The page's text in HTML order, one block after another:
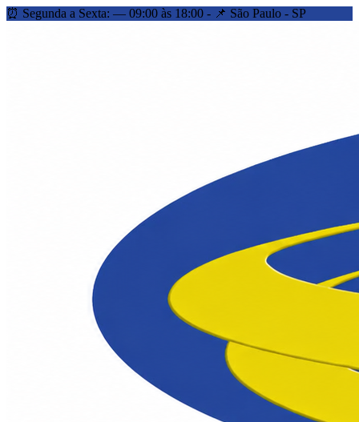
⏰ Segunda a Sexta: — 09:00 às 18:00 - 📌 São Paulo - SP